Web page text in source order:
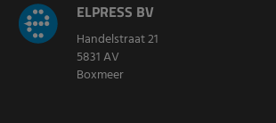
ELPRESS BV
Handelstraat 21
5831 AV
Boxmeer